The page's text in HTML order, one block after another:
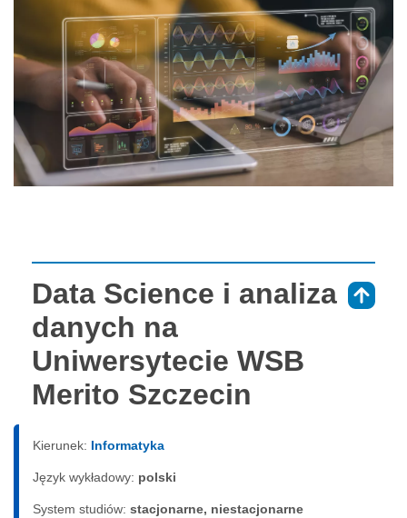
Data Science i analiza
danych na
Uniwersytecie WSB
Merito Szczecin
Kierunek: Informatyka
Język wykładowy: polski
System studiów: sta­cjo­nar­ne, nie­sta­cjo­nar­ne